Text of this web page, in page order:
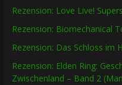
Rezension: Love Live!
Rezension: Biomechanical
Rezension: Das Schloss im
Rezension: Elden Ring:
Zwischenland – Band 2